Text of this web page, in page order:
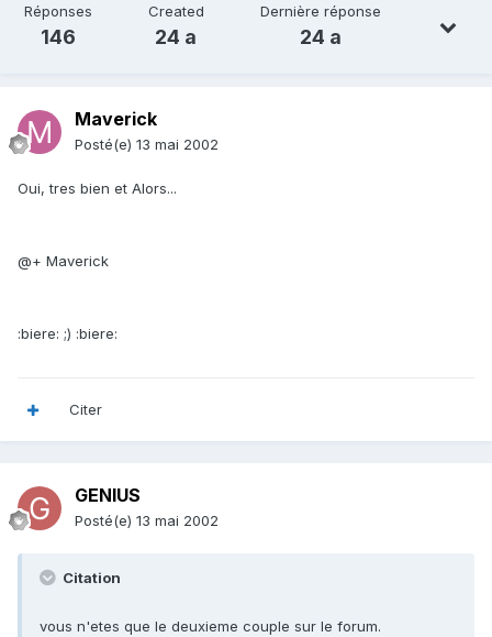
Réponses
146
Created
24 a
Dernière réponse
24 a
Maverick
Posté(e) 13 mai 2002
Oui, tres bien et Alors...
@+ Maverick
:biere: ;) :biere:
Citer
GENIUS
Posté(e) 13 mai 2002
Citation
vous n'etes que le deuxieme couple sur le forum.